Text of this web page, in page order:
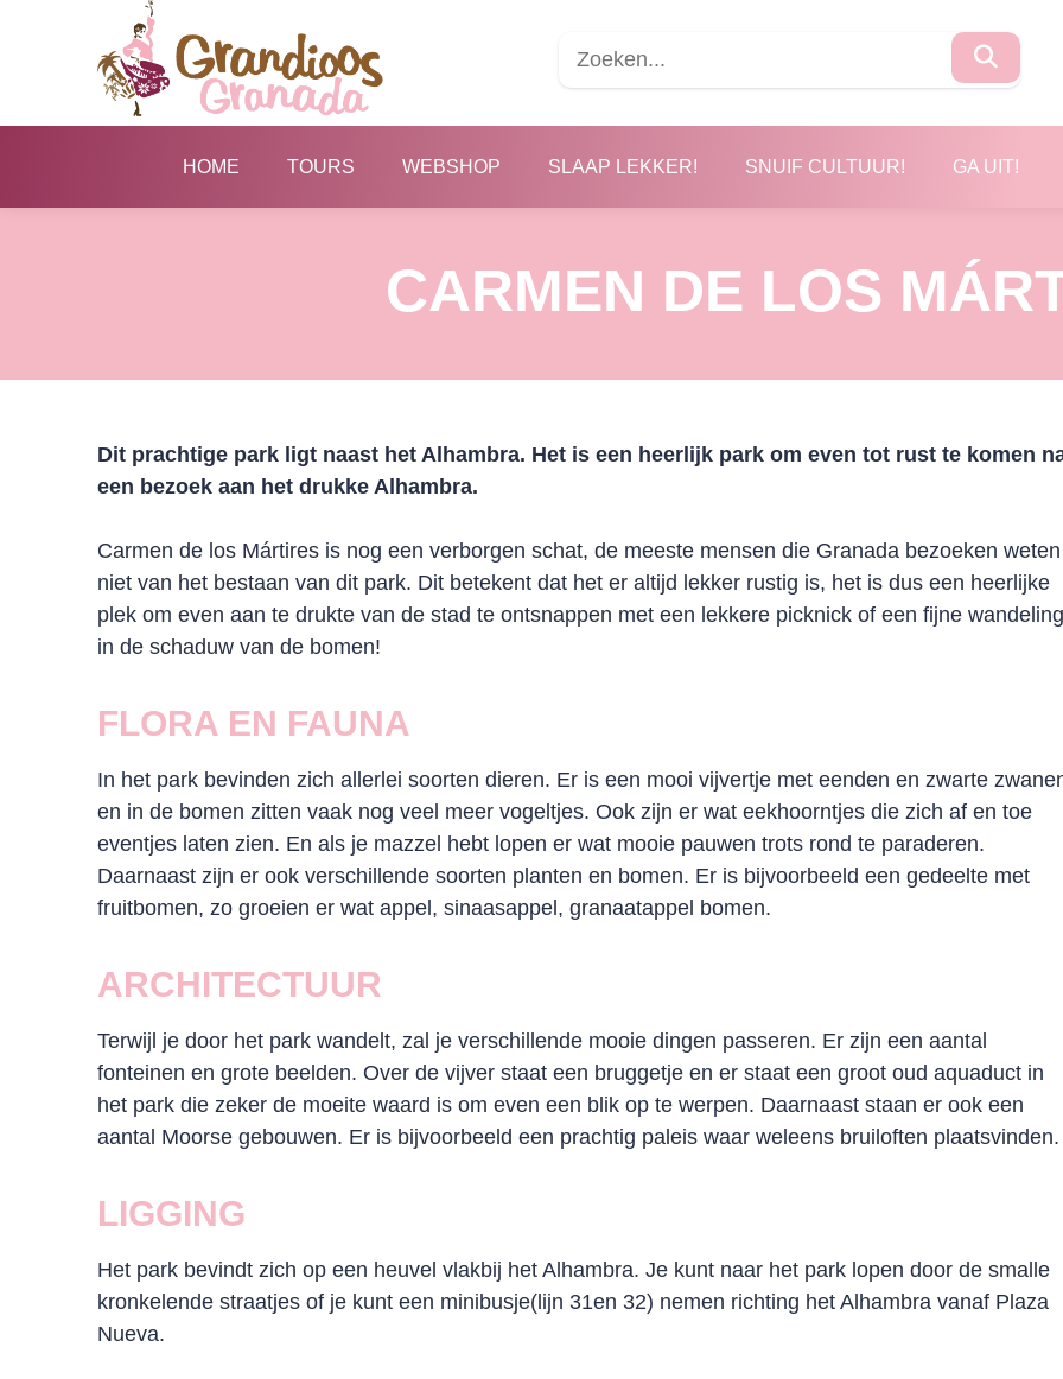
HOME TOURS WEBSHOP SLAAP LEKKER! SNUIF CULTUUR! GA UIT!
CARMEN DE LOS
Dit prachtige park ligt naast het Alhambra. Het is een heerlijk park om even tot rust te komen
een bezoek aan het drukke Alhambra.
Carmen de los Mártires is nog een verborgen schat, de meeste mensen die Granada bezoeken weten
niet van het bestaan van dit park. Dit betekent dat het er altijd lekker rustig is, het is dus een heerlijke
plek om even aan te drukte van de stad te ontsnappen met een lekkere picknick of een fijne wandeling
in de schaduw van de bomen!
FLORA EN FAUNA
In het park bevinden zich allerlei soorten dieren. Er is een mooi vijvertje met eenden en zwarte
en in de bomen zitten vaak nog veel meer vogeltjes. Ook zijn er wat eekhoorntjes die zich af en toe
eventjes laten zien. En als je mazzel hebt lopen er wat mooie pauwen trots rond te paraderen.
Daarnaast zijn er ook verschillende soorten planten en bomen. Er is bijvoorbeeld een gedeelte met
fruitbomen, zo groeien er wat appel, sinaasappel, granaatappel bomen.
ARCHITECTUUR
Terwijl je door het park wandelt, zal je verschillende mooie dingen passeren. Er zijn een aantal
fonteinen en grote beelden. Over de vijver staat een bruggetje en er staat een groot oud aquaduct in
het park die zeker de moeite waard is om even een blik op te werpen. Daarnaast staan er ook een
aantal Moorse gebouwen. Er is bijvoorbeeld een prachtig paleis waar weleens bruiloften plaatsvinden.
LIGGING
Het park bevindt zich op een heuvel vlakbij het Alhambra. Je kunt naar het park lopen door de smalle
kronkelende straatjes of je kunt een minibusje(lijn 31en 32) nemen richting het Alhambra vanaf Plaza
Nueva.